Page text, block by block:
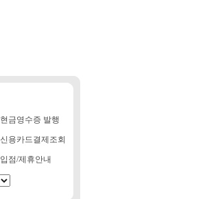
현금영수증 발행
신용카드결제조회
입점/제휴안내